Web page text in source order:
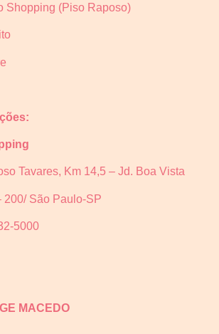
Shopping (Piso Raposo)
Tavares, Km 14,5 – Jd. Boa Vista
200/ São Paulo-SP
5000
MACEDO